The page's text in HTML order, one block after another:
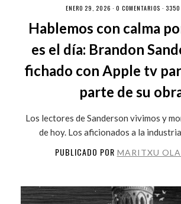
ENERO 29, 2026 · 0 COMENTARIOS · 3350
Hablemos con calma
es el día: Brandon
fichado con Apple tv
parte de su
Los lectores de Sanderson vivimos y
de hoy. Los aficionados a la industria
PUBLICADO POR MARITXU